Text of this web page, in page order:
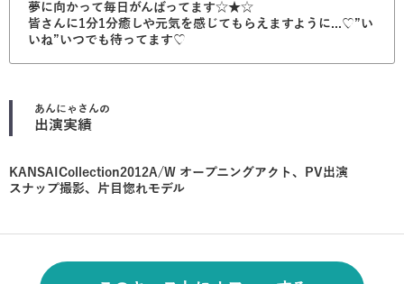
夢に向かって毎日がんばってます☆★☆
皆さんに1分1分癒しや元気を感じてもらえますように...♡”い
いね”いつでも待ってます♡
あんにゃ さんの
出演実績
KANSAICollection2012A/W オープニングアクト、PV出演
スナップ撮影、片目惚れモデル